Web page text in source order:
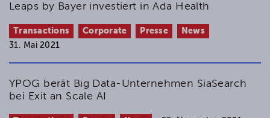
Leaps by Bayer investiert in Ada Health
Transactions Corporate Presse
News
31. Mai 2021
YPOG berät Big Data-Unternehmen SiaSearch
bei Exit an Scale AI